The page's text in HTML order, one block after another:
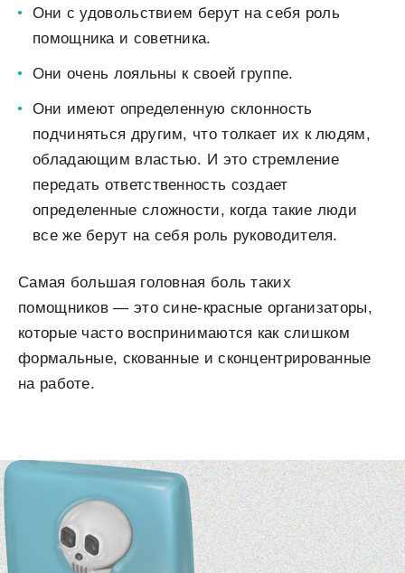
Они с удовольствием берут на себя роль
помощника и советника.
Они очень лояльны к своей группе.
Они имеют определенную склонность
подчиняться другим, что толкает их к людям,
обладающим властью. И это стремление
передать ответственность создает
определенные сложности, когда такие люди
все же берут на себя роль руководителя.
Самая большая головная боль таких
помощников — это сине-красные организаторы,
которые часто воспринимаются как слишком
формальные, скованные и сконцентрированные
на работе.